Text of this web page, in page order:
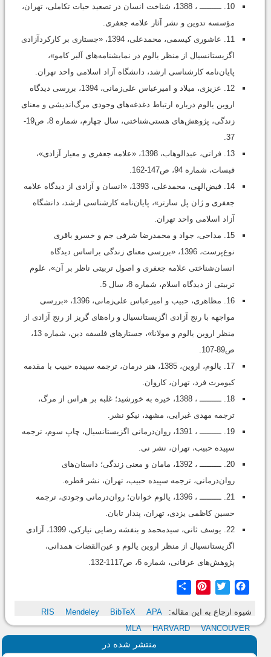
10. ـــــــــ ، 1388، شناخت انسان در تصعید حیات تکاملی، تهران،
مؤسسه تدوین و نشر آثار علامه جعفری.
11. عاشوری کیسمی، محمدعلی، 1394، «جستاری بر کارکردآزادی
اگزیستانسیال از منظر یالوم در نمایشنامه‌های آلبر کامو»،
پایان‌نامه کارشناسی ارشد، دانشگاه آزاد اسلامی واحد تهران.
12. عزیزی، میلاد و امیرعباس علی‌زمانی، 1394، بررسی دیدگاه
اروین یالوم درباره ارتباط دغدغه‌های وجودی مرگ‌اندیشی و معنای
زندگی، پژوهش‌های هستی‌شناختی، سال چهارم، شماره 8، ص19-
37.
13. فراتی، عبدالوهاب، 1398، «علامه جعفری و معیار آزادی»،
قبسات، شماره 94، ص147-162.
14. فیض‌الهی، محمدعلی، 1393، «انسان و آزادی از دیدگاه علامه
جعفری و ژان پل سارتر»، پایان‌نامه کارشناسی ارشد، دانشگاه
آزاد اسلامی واحد تهران.
15. مداحی، جواد و محمدرضا شرفی جم و خسرو باقری
نوع‌پرست، 1396، «بررسی معنای زندگی براساس دیدگاه
انسان‌شناختی علامه جعفری و اصول تربیتی ناظر بر آن»، علوم
تربیتی از دیدگاه اسلام، شماره 8، سال 5.
16. مظاهری، حبیب و امیرعباس علی‌زمانی، 1396، «بررسی
مواجهه با رنج آزادی اگزیستانسیال و راه‌های گریز از رنج آزادی از
منظر اروین یالوم و مولانا»، جستارهای فلسفه دین، شماره 13،
ص89-107.
17. یالوم، اروین، 1385، هنر درمان، ترجمه سپیده حبیب با مقدمه
کیومرث فرد، تهران، کاروان.
18. ـــــــــ ، 1388، خیره به خورشید؛ غلبه بر هراس از مرگ،
ترجمه مهدی غبرایی، مشهد، نیکو نشر.
19. ـــــــــ ، 1391، روان‌درمانی اگزیستانسیال، چاپ سوم، ترجمه
سپیده حبیب، تهران، نشر نی.
20. ـــــــــ ، 1392، مامان و معنی زندگی؛ داستان‌های
روان‌درمانی، ترجمه سپیده حبیب، تهران، نشر قطره.
21. ـــــــــ ، 1396، یالوم خوانان؛ روان‌درمانی وجودی، ترجمه
حسین کاظمی یزدی، تهران، پندار تابان.
22. یوسف ثانی، سیدمحمد‌ و بنفشه رضایی نیارکی، 1399، آزادی
اگزیستانسیال از منظر اروین یالوم و عین‌القضات همدانی،
پژوهش‌های عرفانی، شماره 6، ص1117-132.
Facebook
Twitter
Pinterest
شیوه ارجاع به این مقاله: RIS Mendeley BibTeX
APA
MLA
HARVARD VANCOUVER
منتشر شده در